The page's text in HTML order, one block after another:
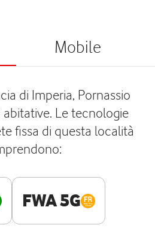
Mobile
di Imperia, Pornassio
Le tecnologie
fissa di questa località
FWA 5G